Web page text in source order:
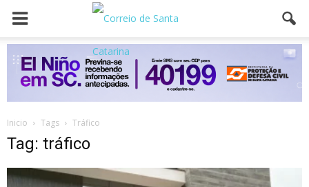
Inicio Tags Tráfico
Tag: tráfico